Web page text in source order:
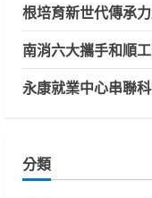
根培育新世代傳承
南消六大攜手和順
永康就業中心串聯
分類